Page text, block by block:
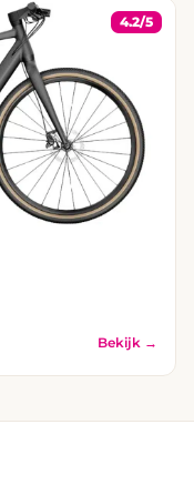
4.2/5
Bekijk →